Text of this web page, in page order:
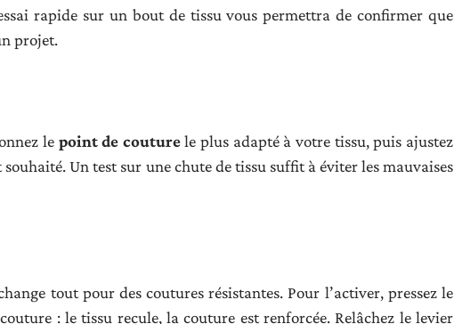
rapide sur un bout de tissu vous permettra de confirmer que
projet.
le point de couturele plus adapté à votre tissu, puis ajustez
Un test sur une chute de tissu suffit à éviter les mauvaises
tout pour des coutures résistantes. Pour l’activer, pressez le
: le tissu recule, la couture est renforcée. Relâchez le levier